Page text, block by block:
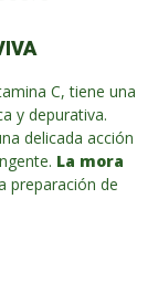
C, tiene una
y depurativa.
delicada acción
La mora
preparación de